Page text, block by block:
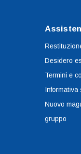
Desidero
Termini e
Informativa
Nuovo
gruppo